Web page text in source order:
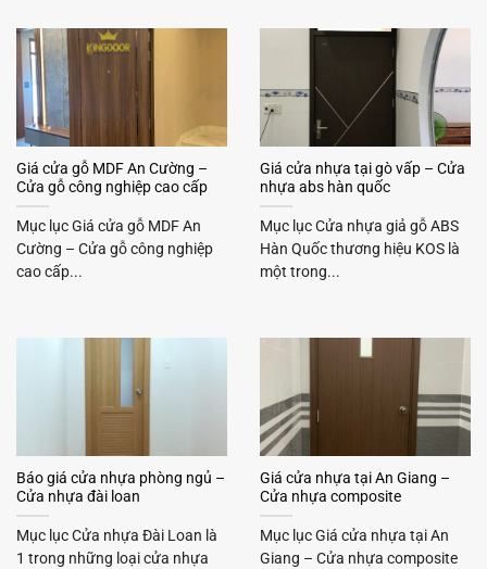
Giá cửa gỗ MDF An Cường –
Cửa gỗ công nghiệp cao cấp
Mục lục Giá cửa gỗ MDF An
Cường – Cửa gỗ công nghiệp
cao cấp...
Giá cửa nhựa tại gò vấp – Cửa
nhựa abs hàn quốc
Mục lục Cửa nhựa giả gỗ ABS
Hàn Quốc thương hiệu KOS là
một trong...
Báo giá cửa nhựa phòng ngủ –
Cửa nhựa đài loan
Mục lục Cửa nhựa Đài Loan là
1 trong những loại cửa nhựa
Giá cửa nhựa tại An Giang –
Cửa nhựa composite
Mục lục Giá cửa nhựa tại An
Giang – Cửa nhựa composite